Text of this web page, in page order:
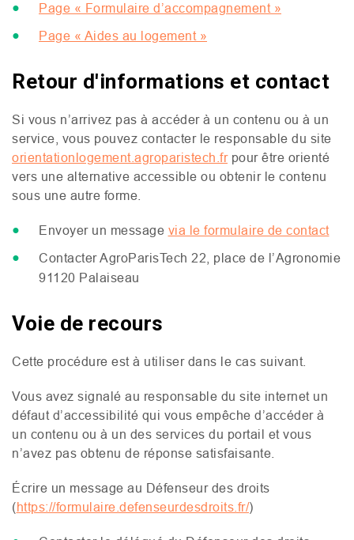
Page « Formulaire d’accompagnement »
Page « Aides au logement »
Retour d'informations et contact
Si vous n’arrivez pas à accéder à un contenu ou à un
service, vous pouvez contacter le responsable du site
orientationlogement.agroparistech.frpour être orienté
vers une alternative accessible ou obtenir le contenu
sous une autre forme.
Envoyer un message via le formulaire de contact
Contacter AgroParisTech 22, place de l’Agronomie
91120 Palaiseau
Voie de recours
Cette procédure est à utiliser dans le cas suivant.
Vous avez signalé au responsable du site internet un
défaut d’accessibilité qui vous empêche d’accéder à
un contenu ou à un des services du portail et vous
n’avez pas obtenu de réponse satisfaisante.
Écrire un message au Défenseur des droits
(https://formulaire.defenseurdesdroits.fr/)